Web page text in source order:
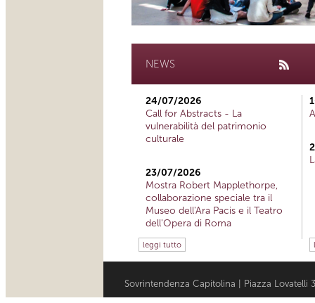
NEWS
24/07/2026
Call for Abstracts - La
vulnerabilità del patrimonio
culturale
23/07/2026
Mostra Robert Mapplethorpe,
collaborazione speciale tra il
Museo dell'Ara Pacis e il Teatro
dell'Opera di Roma
leggi tutto
Sovrintendenza Capitolina | Piazza Lovatelli